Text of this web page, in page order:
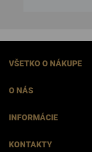
VŠETKO O NÁKUPE
O NÁS
INFORMÁCIE
KONTAKTY